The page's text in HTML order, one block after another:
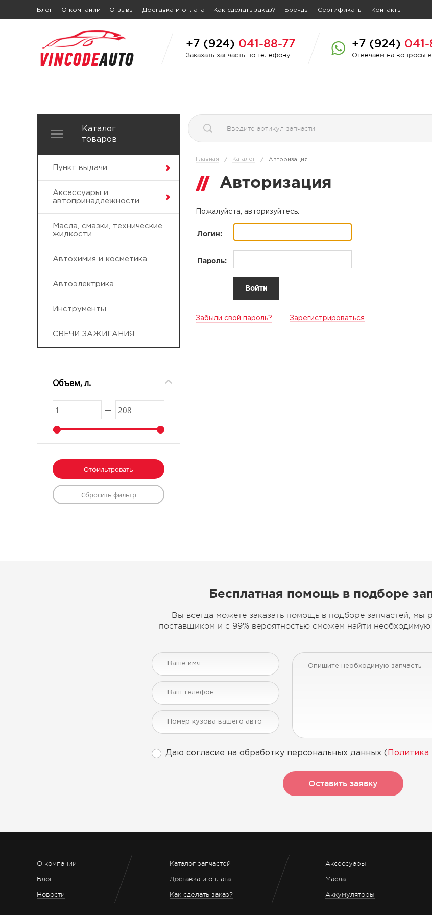
Блог О компании Отзывы Доставка и оплата Как сделать заказ? Бренды Сертификаты Контакты
+7 (924) 041-88-77
Заказать запчасть по телефону
+7 (924)
Отвечаем на вопросы
Каталог
товаров
Пункт выдачи
Аксессуары и
автопринадлежности
Масла, смазки, технические
жидкости
Автохимия и косметика
Автоэлектрика
Инструменты
СВЕЧИ ЗАЖИГАНИЯ
Объем, л.
Главная / Каталог / Авторизация
Авторизация
Пожалуйста, авторизуйтесь:
Логин:
Пароль:
Забыли свой пароль? Зарегистрироваться
Бесплатная помощь в подборе
Вы всегда можете заказать помощь в подборе запчастей, мы
поставщиком и с 99% вероятностью сможем найти необходимую
Даю согласие на обработку персональных данных (
Оставить заявку
О компании
Блог
Новости
Каталог запчастей
Доставка и оплата
Как сделать заказ?
Аксессуары
Масла
Аккумуляторы